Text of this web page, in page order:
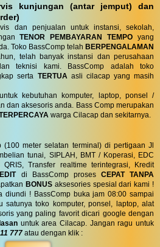
kunjungan (antar jemput) dan
dan penjualan untuk instansi, sekolah,
TENOR PEMBAYARAN TEMPO yang
Toko BassComp telah BERPENGALAMAN
telah banyak instansi dan perusahaan
teknisi kami. BassComp adalah toko
serta TERTUA asli cilacap yang masih
kebutuhan komputer, laptop, ponsel /
dan aksesoris anda. Bass Comp merupakan
warga Cilacap dan sekitarnya.
meter selatan terminal) di pertigaan Jl
tunai, SIPLAH, BMT / Koperasi, EDC
Transfer realtime terintegrasi, Kredit
di BassComp proses CEPAT TANPA
BONUSaksesories spesial dari kami !
diundi ! BassComp buka jam 08:00 sampai
satunya toko komputer, ponsel, laptop, alat
yang paling favorit dicari google dengan
untuk area Cilacap. Jangan ragu untuk
777 atau dengan klik :